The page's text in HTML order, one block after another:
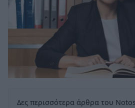
Δες περισσότερα άρθρα του